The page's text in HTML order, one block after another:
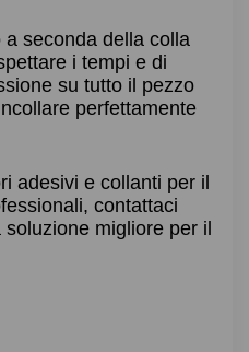
seconda della colla
i tempi e di
su tutto il pezzo
perfettamente
adesivi e collanti per il
contattaci
migliore per il